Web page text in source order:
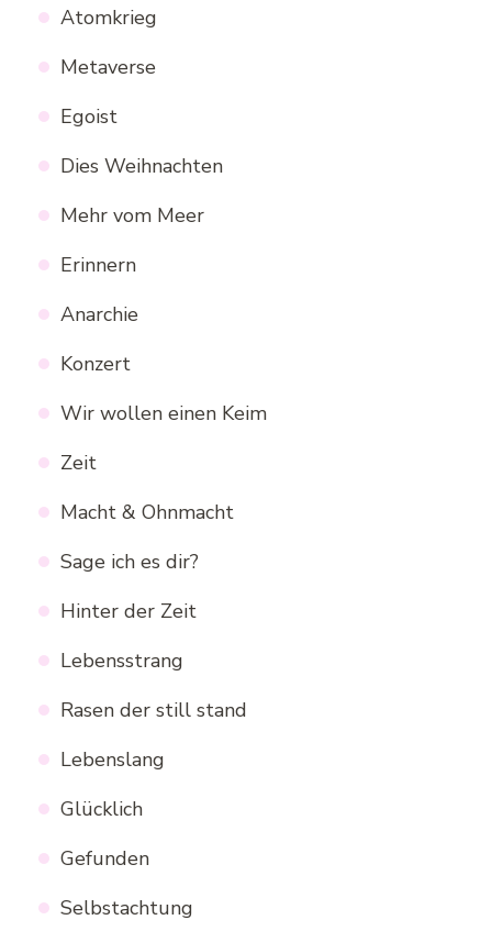
Atomkrieg
Metaverse
Egoist
Dies Weihnachten
Mehr vom Meer
Erinnern
Anarchie
Konzert
Wir wollen einen Keim
Zeit
Macht & Ohnmacht
Sage ich es dir?
Hinter der Zeit
Lebensstrang
Rasen der still stand
Lebenslang
Glücklich
Gefunden
Selbstachtung